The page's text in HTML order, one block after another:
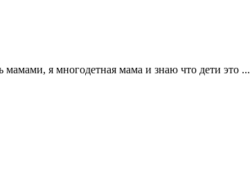
мамами, я многодетная мама и знаю что дети это ...